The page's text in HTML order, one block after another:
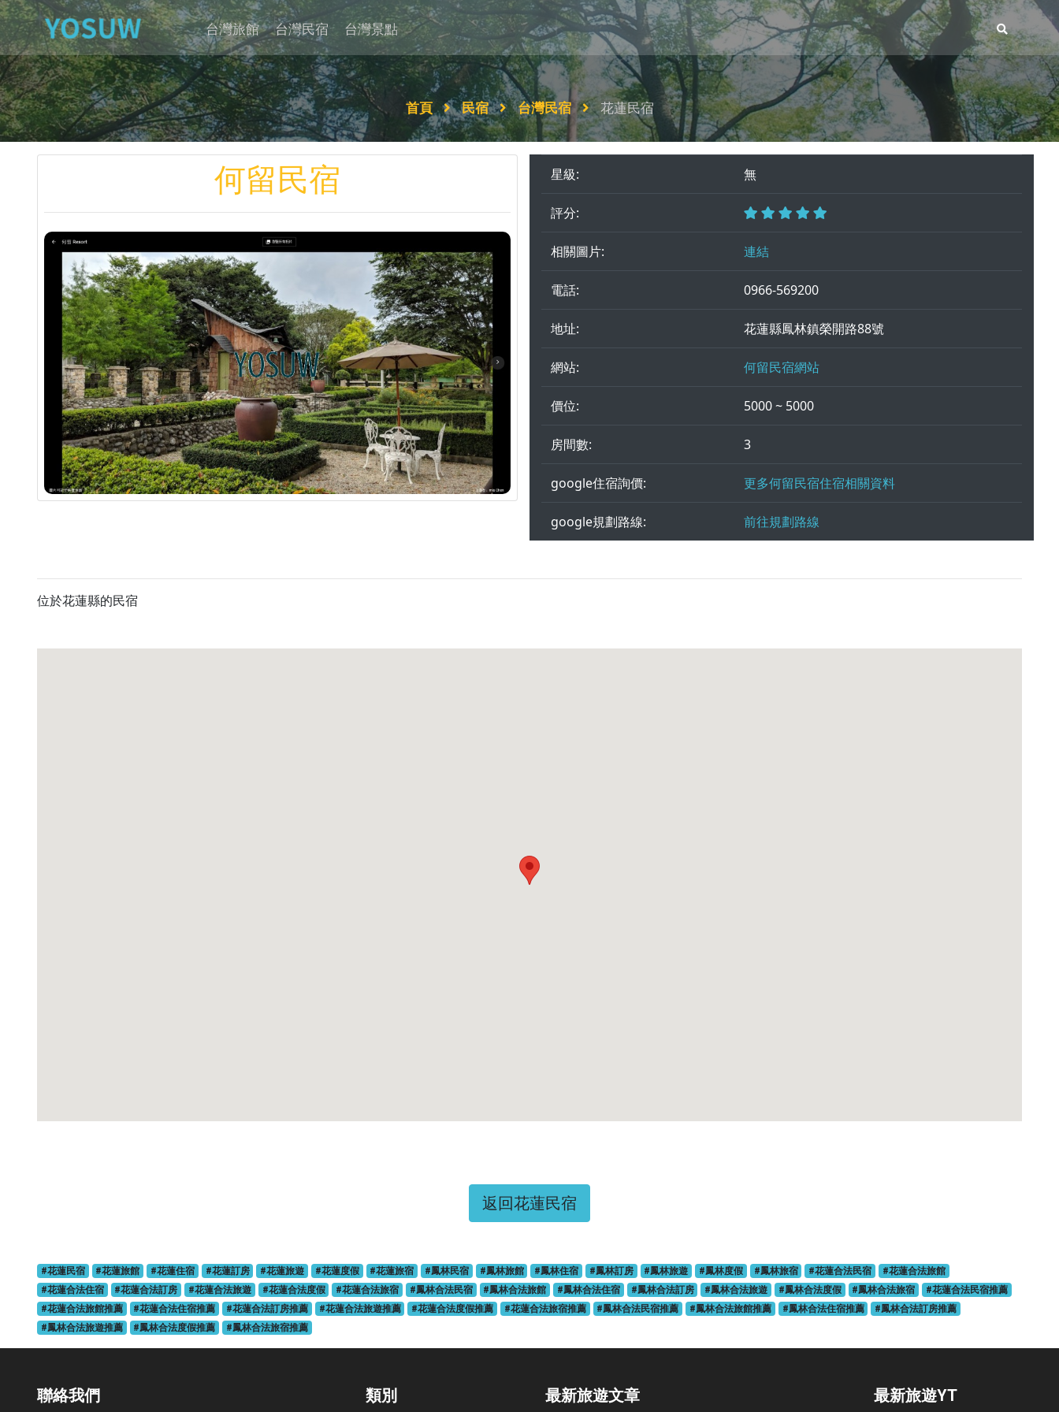
台灣旅館 台灣民宿 台灣景點
首頁 民宿 台灣民宿 花蓮民宿
何留民宿 星級: 無
評分:
相關圖片: 連結
電話: 0966-569200
地址: 花蓮縣鳳林鎮榮開路88號
網站: 何留民宿網站
價位: 5000 ~ 5000
房間數: 3
google住宿詢價: 更多何留民宿住宿相關資料
google規劃路線: 前往規劃路線
位於花蓮縣的民宿
返回花蓮民宿
#花蓮民宿 #花蓮旅館 #花蓮住宿 #花蓮訂房 #花蓮旅遊 #花蓮度假 #花蓮旅宿 #鳳林民宿 #鳳林旅館 #鳳林住宿 #鳳林訂房 #鳳林旅遊 #鳳林度假 #鳳林旅宿 #花蓮合法民宿
#花蓮合法旅館
#花蓮合法住宿
#花蓮合法訂房 #花蓮合法旅遊 #花蓮合法度假 #花蓮合法旅宿 #鳳林合法民宿 #鳳林合法旅館 #鳳林合法住宿 #鳳林合法訂房 #鳳林合法旅遊 #鳳林合法度假 #鳳林合法旅宿
#花蓮合法民宿推薦
#花蓮合法旅館推薦
#花蓮合法住宿推薦 #花蓮合法訂房推薦 #花蓮合法旅遊推薦 #花蓮合法度假推薦 #花蓮合法旅宿推薦 #鳳林合法民宿推薦 #鳳林合法旅館推薦 #鳳林合法住宿推薦
#鳳林合法訂房推薦
#鳳林合法旅遊推薦
#鳳林合法度假推薦 #鳳林合法旅宿推薦
聯絡我們 類別 最新旅遊文章 最新旅遊YT